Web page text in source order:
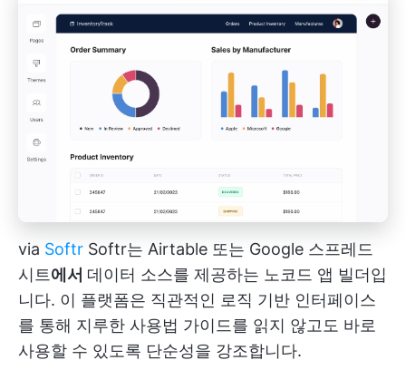
via Softr Softr는 Airtable 또는 Google 스프레드
시트에서 데이터 소스를 제공하는 노코드 앱 빌더입
니다. 이 플랫폼은 직관적인 로직 기반 인터페이스
를 통해 지루한 사용법 가이드를 읽지 않고도 바로
사용할 수 있도록 단순성을 강조합니다.